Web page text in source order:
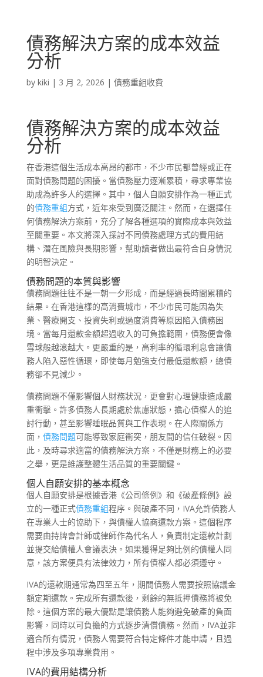
債務解決方案的成本效益
分析
by kiki | 3 月 2, 2026 | 債務重組收費
債務解決方案的成本效益
分析
在香港這個生活成本高昂的都市，不少市民都曾經或正在
面對債務問題的困擾。當債務壓力逐漸累積，尋求專業協
助成為許多人的選擇。其中，個人自願安排作為一種正式
的債務重組方式，近年來受到廣泛關注。然而，在選擇任
何債務解決方案前，充分了解各種選項的實際成本與效益
至關重要。本文將深入探討不同債務處理方式的費用結
構、潛在風險與長期影響，幫助讀者做出最符合自身情況
的明智決定。
債務問題的本質與影響
債務問題往往不是一朝一夕形成，而是經過長時間累積的
結果。在香港這樣的高消費城市，不少市民可能因為失
業、醫療開支、投資失利或過度消費等原因陷入債務困
境。當每月還款金額超過收入的可負擔範圍，債務便會像
雪球般越滾越大。更嚴重的是，高利率的循環利息會讓債
務人陷入惡性循環，即使每月勉強支付最低還款額，總債
務卻不見減少。
債務問題不僅影響個人財務狀況，更會對心理健康造成嚴
重衝擊。許多債務人長期處於焦慮狀態，擔心債權人的追
討行動，甚至影響睡眠品質與工作表現。在人際關係方
面， 債務問題可能導致家庭衝突，朋友間的信任破裂。因
此，及時尋求適當的債務解決方案，不僅是財務上的必要
之舉，更是維護整體生活品質的重要關鍵。
個人自願安排的基本概念
個人自願安排是根據香港《公司條例》和《破產條例》設
立的一種正式債務重組程序。與破產不同，IVA允許債務人
在專業人士的協助下，與債權人協商還款方案。這個程序
需要由持牌會計師或律師作為代名人，負責制定還款計劃
並提交給債權人會議表決。如果獲得足夠比例的債權人同
意，該方案便具有法律效力，所有債權人都必須遵守。
IVA的還款期通常為四至五年，期間債務人需要按照協議金
額定期還款。完成所有還款後，剩餘的無抵押債務將被免
除。這個方案的最大優點是讓債務人能夠避免破產的負面
影響，同時以可負擔的方式逐步清償債務。然而，IVA並非
適合所有情況，債務人需要符合特定條件才能申請，且過
程中涉及多項專業費用。
IVA的費用結構分析